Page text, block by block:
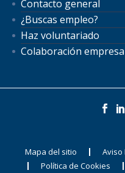
Contacto general
¿Buscas empleo?
Haz voluntariado
Colaboración
Mapa del sitio Aviso
Política de Cookies